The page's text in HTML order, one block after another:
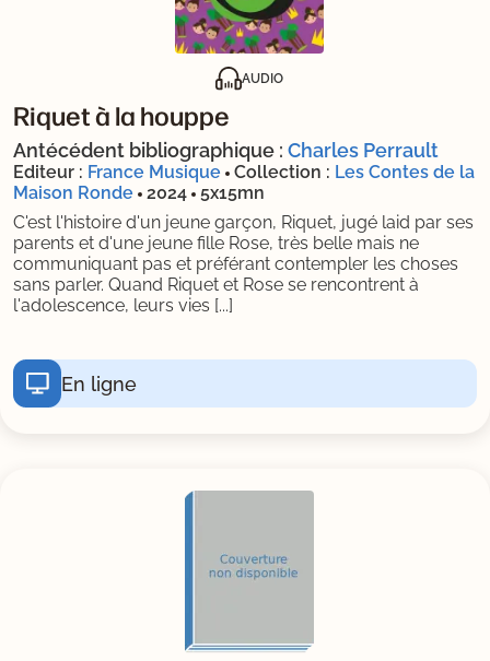
AUDIO
Riquet à la houppe
Antécédent bibliographique : Charles Perrault
Editeur : France Musique Collection : Les Contes de la
Maison Ronde
2024
5x15mn
C'est l'histoire d'un jeune garçon, Riquet, jugé laid par ses
parents et d'une jeune fille Rose, très belle mais ne
communiquant pas et préférant contempler les choses
sans parler. Quand Riquet et Rose se rencontrent à
l'adolescence, leurs vies [...]
En ligne